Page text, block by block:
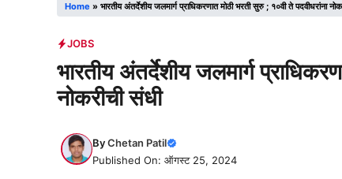
Home » भारतीय अंतर्देशीय जलमार्ग प्राधिकरणात मोठी भरती सुरु ; १०वी ते पदवीधरांना
JOBS
भारतीय अंतर्देशीय जलमार्ग
नोकरीची संधी
ByChetan Patil
Published On: ऑगस्ट 25, 2024